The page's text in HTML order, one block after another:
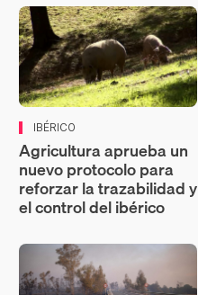
IBÉRICO
Agricultura aprueba un
nuevo protocolo para
reforzar la trazabilidad y
el control del ibérico